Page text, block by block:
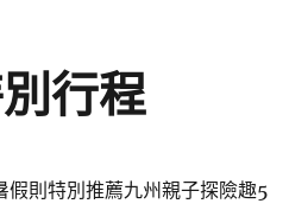
行程
假則特別推薦九州親子探險趣5